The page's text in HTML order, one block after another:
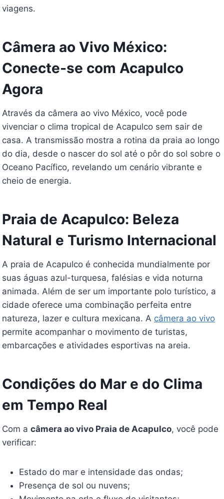
viagens.
Câmera ao Vivo México:
Conecte-se com Acapulco
Agora
Através da câmera ao vivo México, você pode
vivenciar o clima tropical de Acapulco sem sair de
casa. A transmissão mostra a rotina da praia ao longo
do dia, desde o nascer do sol até o pôr do sol sobre o
Oceano Pacífico, revelando um cenário vibrante e
cheio de energia.
Praia de Acapulco: Beleza
Natural e Turismo Internacional
A praia de Acapulco é conhecida mundialmente por
suas águas azul-turquesa, falésias e vida noturna
animada. Além de ser um importante polo turístico, a
cidade oferece uma combinação perfeita entre
natureza, lazer e cultura mexicana. A câmera ao vivo
permite acompanhar o movimento de turistas,
embarcações e atividades esportivas na areia.
Condições do Mar e do Clima
em Tempo Real
Com a câmera ao vivo Praia de Acapulco, você pode
verificar:
Estado do mar e intensidade das ondas;
Presença de sol ou nuvens;